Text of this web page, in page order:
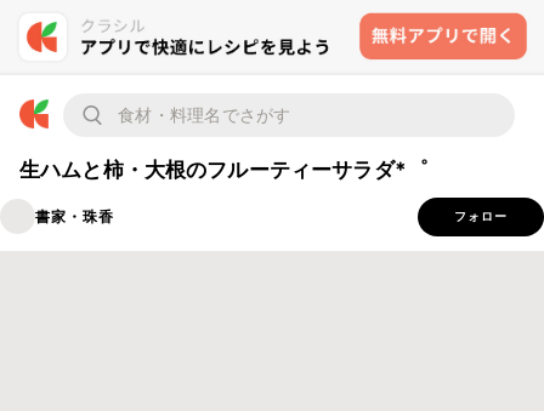
生ハムと柿・大根のフルーティーサラダ*゜
書家・珠香 フォロー